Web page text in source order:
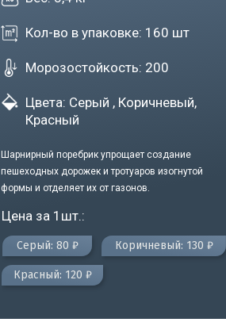
Кол-во в упаковке: 160 шт
Морозостойкость: 200
Цвета: Серый , Коричневый,
Красный
Шарнирный поребрик упрощает создание
пешеходных дорожек и тротуаров изогнутой
формы и отделяет их от газонов.
Цена за 1шт.:
Серый: 80 ₽ Коричневый: 130 ₽
Красный: 120 ₽